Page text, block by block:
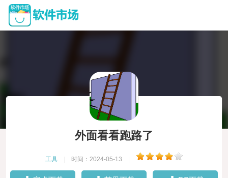
外面看看跑路了
工具 时间：2024-05-13